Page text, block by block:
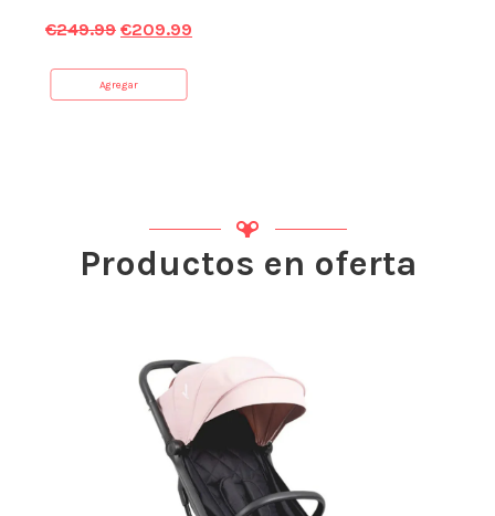
€249.99 €209.99
Agregar
Productos en oferta